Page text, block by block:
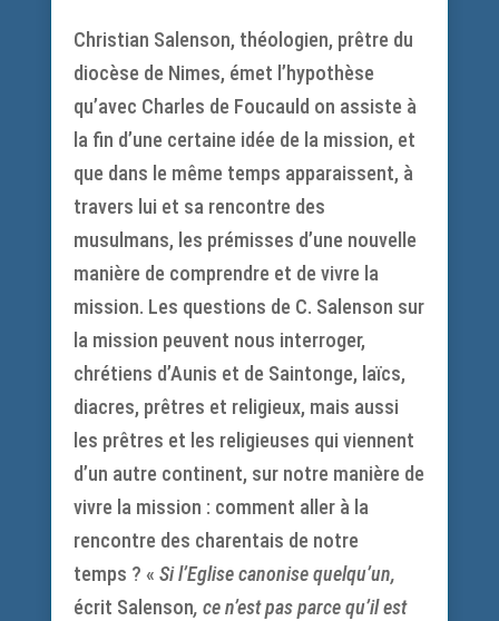
Christian Salenson, théologien, prêtre du
diocèse de Nimes, émet l’hypothèse
qu’avec Charles de Foucauld on assiste à
la fin d’une certaine idée de la mission, et
que dans le même temps apparaissent, à
travers lui et sa rencontre des
musulmans, les prémisses d’une nouvelle
manière de comprendre et de vivre la
mission. Les questions de C. Salenson sur
la mission peuvent nous interroger,
chrétiens d’Aunis et de Saintonge, laïcs,
diacres, prêtres et religieux, mais aussi
les prêtres et les religieuses qui viennent
d’un autre continent, sur notre manière de
vivre la mission : comment aller à la
rencontre des charentais de notre
temps ? « Si l’Eglise canonise quelqu’un,
écrit Salenson, ce n’est pas parce qu’il est